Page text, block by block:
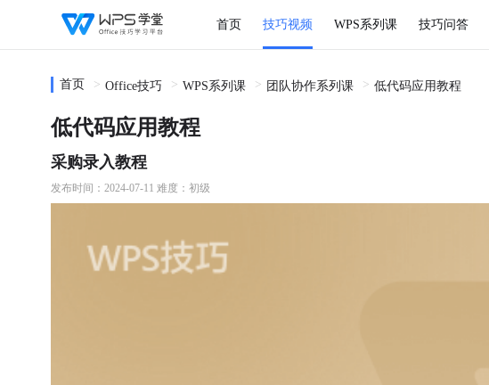
首页 技巧视频 WPS系列课 技巧问答
首页 Office技巧 WPS系列课 团队协作系列课 低代码应用教程
低代码应用教程
采购录入教程
发布时间：2024-07-11 难度：初级